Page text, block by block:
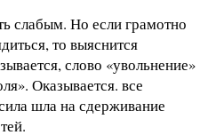
слабым. Но если грамотно
то выяснится
слово «увольнение»
Оказывается. все
шла на сдерживание